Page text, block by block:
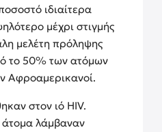
ιδιαίτερα
μέχρι στιγμής
μελέτη πρόληψης
το 50% των ατόμων
Αφροαμερικανοί.
στον ιό HIV.
λάμβαναν